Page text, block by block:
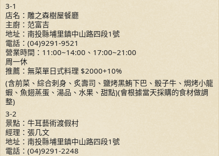
3-1
店名：雕之森樹屋餐廳
主廚：范富吉
地址：南投縣埔里鎮中山路四段1號
電話：(04)9291-9521
營業時間：11:00~14:00、17:00~21:00
周一休
推薦：無菜單日式料理 $2000+10%
(含前菜、綜合刺身、炙壽司、鹽烤黑鮪下巴、骰子牛、焗烤小龍
蝦、魚翅蒸蛋、湯品、水果、甜點)(會根據當天採購的食材做調
整)
3-2
景點：牛耳藝術渡假村
經理：張几文
地址：南投縣埔里鎮中山路四段1號
電話：(04)9291-2248